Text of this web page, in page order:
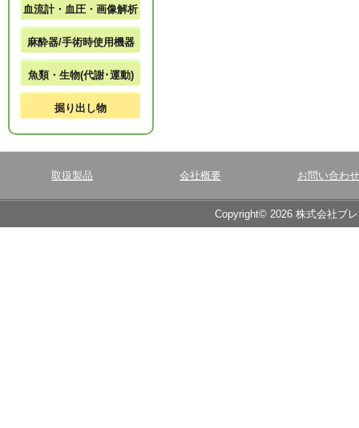
血流計・血圧・画像解析
麻酔器/手術時使用機器
魚類・生物(代謝･運動)
掘り出し物
取扱製品 会社概要 お問い合わせ
Copyright© 2026 株式会社ブ